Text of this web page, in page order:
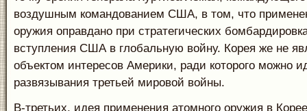
воздушным командованием США, в том, что
оружия оправдано при стратегических
вступления США в глобальную войну. Корея же не
объектом интересов Америки, ради которого можно
развязывания третьей мировой войны.
В-третьих, идея применения атомного оружия в